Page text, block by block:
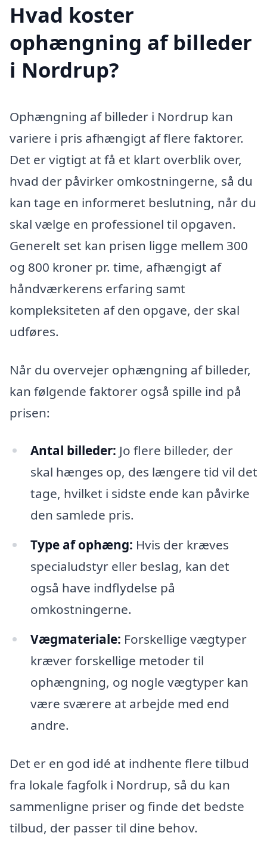
Hvad koster
ophængning af billeder
i Nordrup?
Ophængning af billeder i Nordrup kan
variere i pris afhængigt af flere faktorer.
Det er vigtigt at få et klart overblik over,
hvad der påvirker omkostningerne, så du
kan tage en informeret beslutning, når du
skal vælge en professionel til opgaven.
Generelt set kan prisen ligge mellem 300
og 800 kroner pr. time, afhængigt af
håndværkerens erfaring samt
kompleksiteten af den opgave, der skal
udføres.
Når du overvejer ophængning af billeder,
kan følgende faktorer også spille ind på
prisen:
Antal billeder: Jo flere billeder, der
skal hænges op, des længere tid vil det
tage, hvilket i sidste ende kan påvirke
den samlede pris.
Type af ophæng: Hvis der kræves
specialudstyr eller beslag, kan det
også have indflydelse på
omkostningerne.
Vægmateriale: Forskellige vægtyper
kræver forskellige metoder til
ophængning, og nogle vægtyper kan
være sværere at arbejde med end
andre.
Det er en god idé at indhente flere tilbud
fra lokale fagfolk i Nordrup, så du kan
sammenligne priser og finde det bedste
tilbud, der passer til dine behov.